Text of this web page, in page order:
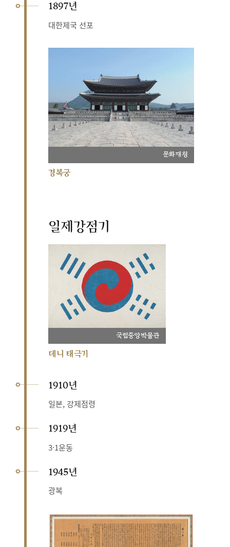
1897년
대한제국 선포
문화재청
경복궁
일제강점기
국립중앙박물관
데니 태극기
1910년
일본, 강제점령
1919년
3·1운동
1945년
광복